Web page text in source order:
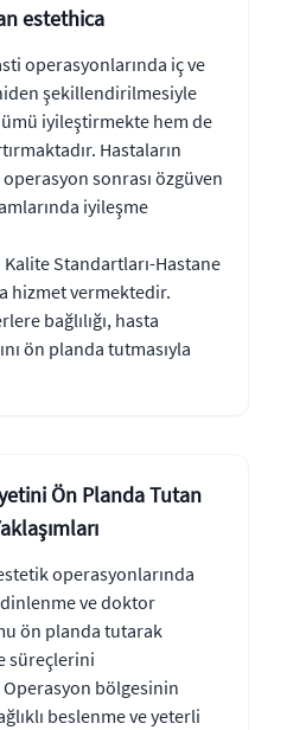
estethica
operasyonlarında iç ve
şekillendirilmesiyle
iyileştirmekte hem de
Hastaların
sonrası özgüven
iyileşme
Kalite Standartları-Hastane
hizmet vermektedir.
bağlılığı, hasta
ön planda tutmasıyla
Ön Planda Tutan
operasyonlarında
ve doktor
ön planda tutarak
süreçlerini
bölgesinin
beslenme ve yeterli